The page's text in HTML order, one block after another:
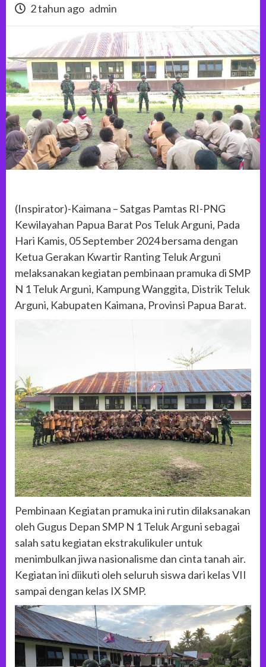
2 tahun ago admin
(Inspirator)-Kaimana – Satgas Pamtas RI-PNG
Kewilayahan Papua Barat Pos Teluk Arguni, Pada
Hari Kamis, 05 September 2024 bersama dengan
Ketua Gerakan Kwartir Ranting Teluk Arguni
melaksanakan kegiatan pembinaan pramuka di SMP
N 1 Teluk Arguni, Kampung Wanggita, Distrik Teluk
Arguni, Kabupaten Kaimana, Provinsi Papua Barat.
Pembinaan Kegiatan pramuka ini rutin dilaksanakan
oleh Gugus Depan SMP N 1 Teluk Arguni sebagai
salah satu kegiatan ekstrakulikuler untuk
menimbulkan jiwa nasionalisme dan cinta tanah air.
Kegiatan ini diikuti oleh seluruh siswa dari kelas VII
sampai dengan kelas IX SMP.